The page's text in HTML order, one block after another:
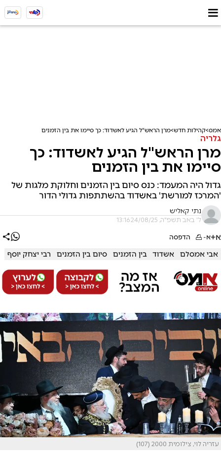
אמס קהילות חדש מרן הראש"ל הגיע לאשדוד: כך סיימו את בין הזמנים
גלריה
מרן הראש"ל הגיע לאשדוד: כך
סיימו את בין הזמנים
גדול היה המעמד: כנס סיום בין הזמנים וחלוקת מלגות של
'המרכז למורשת' באשדוד בהשתתפות גדולי הדור
נתי קאליש
ל' באב תשפ"ה, 24/08/25 13:16
א+א- הדפסה
אבי אמסלם אשדוד בין הזמנים סיום בין הזמנים רבי יצחק יוסף
עזריה לוי, צילומית 2000 (107)